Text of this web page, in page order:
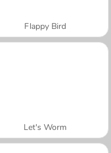
Flappy Bird
Let's Worm